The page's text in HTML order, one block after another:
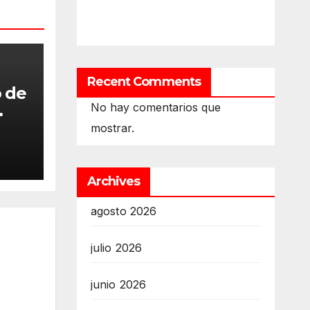
de
Recent Comments
No hay comentarios que
mostrar.
Archives
agosto 2026
julio 2026
junio 2026